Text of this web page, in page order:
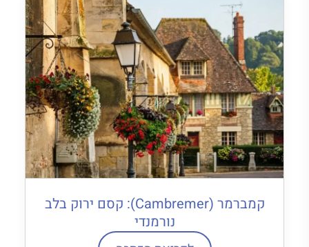
קמברמר (Cambremer): קסם ירוק בלב
נורמנדי